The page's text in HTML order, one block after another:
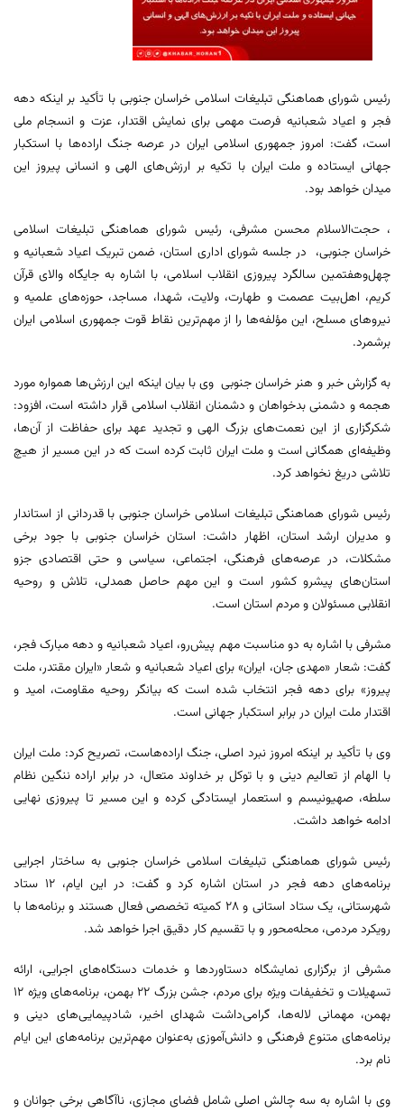
رئیس شورای هماهنگی تبلیغات اسلامی خراسان جنوبی با تأکید بر اینکه دهه
فجر و اعیاد شعبانیه فرصت مهمی برای نمایش اقتدار، عزت و انسجام ملی
است، گفت: امروز جمهوری اسلامی ایران در عرصه جنگ اراده‌ها با استکبار
جهانی ایستاده و ملت ایران با تکیه بر ارزش‌های الهی و انسانی پیروز این
میدان خواهد بود.
، حجت‌الاسلام محسن مشرفی، رئیس شورای هماهنگی تبلیغات اسلامی
خراسان جنوبی، در جلسه شورای اداری استان، ضمن تبریک اعیاد شعبانیه و
چهل‌وهفتمین سالگرد پیروزی انقلاب اسلامی، با اشاره به جایگاه والای قرآن
کریم، اهل‌بیت عصمت و طهارت، ولایت، شهدا، مساجد، حوزه‌های علمیه و
نیروهای مسلح، این مؤلفه‌ها را از مهم‌ترین نقاط قوت جمهوری اسلامی ایران
برشمرد.
به گزارش خبر و هنر خراسان جنوبی وی با بیان اینکه این ارزش‌ها همواره مورد
هجمه و دشمنی بدخواهان و دشمنان انقلاب اسلامی قرار داشته است، افزود:
شکرگزاری از این نعمت‌های بزرگ الهی و تجدید عهد برای حفاظت از آن‌ها،
وظیفه‌ای همگانی است و ملت ایران ثابت کرده است که در این مسیر از هیچ
تلاشی دریغ نخواهد کرد.
رئیس شورای هماهنگی تبلیغات اسلامی خراسان جنوبی با قدردانی از استاندار
و مدیران ارشد استان، اظهار داشت: استان خراسان جنوبی با جود برخی
مشکلات، در عرصه‌های فرهنگی، اجتماعی، سیاسی و حتی اقتصادی جزو
استان‌های پیشرو کشور است و این مهم حاصل همدلی، تلاش و روحیه
انقلابی مسئولان و مردم استان است.
مشرفی با اشاره به دو مناسبت مهم پیش‌رو، اعیاد شعبانیه و دهه مبارک فجر،
گفت: شعار «مهدی جان، ایران» برای اعیاد شعبانیه و شعار «ایران مقتدر، ملت
پیروز» برای دهه فجر انتخاب شده است که بیانگر روحیه مقاومت، امید و
اقتدار ملت ایران در برابر استکبار جهانی است.
وی با تأکید بر اینکه امروز نبرد اصلی، جنگ اراده‌هاست، تصریح کرد: ملت ایران
با الهام از تعالیم دینی و با توکل بر خداوند متعال، در برابر اراده ننگین نظام
سلطه، صهیونیسم و استعمار ایستادگی کرده و این مسیر تا پیروزی نهایی
ادامه خواهد داشت.
رئیس شورای هماهنگی تبلیغات اسلامی خراسان جنوبی به ساختار اجرایی
برنامه‌های دهه فجر در استان اشاره کرد و گفت: در این ایام، 12 ستاد
شهرستانی، یک ستاد استانی و 28 کمیته تخصصی فعال هستند و برنامه‌ها با
رویکرد مردمی، محله‌محور و با تقسیم کار دقیق اجرا خواهد شد.
مشرفی از برگزاری نمایشگاه دستاوردها و خدمات دستگاه‌های اجرایی، ارائه
تسهیلات و تخفیفات ویژه برای مردم، جشن بزرگ 22 بهمن، برنامه‌های ویژه 12
بهمن، مهمانی لاله‌ها، گرامی‌داشت شهدای اخیر، شادپیمایی‌های دینی و
برنامه‌های متنوع فرهنگی و دانش‌آموزی به‌عنوان مهم‌ترین برنامه‌های این ایام
نام برد.
وی با اشاره به سه چالش اصلی شامل فضای مجازی، ناآگاهی برخی جوانان و